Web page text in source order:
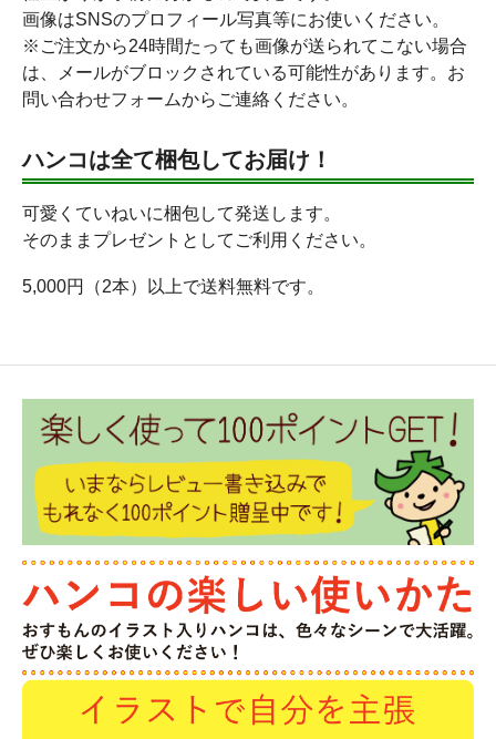
画像はSNSのプロフィール写真等にお使いください。
※ご注文から24時間たっても画像が送られてこない場合
は、メールがブロックされている可能性があります。お
問い合わせフォームからご連絡ください。
ハンコは全て梱包してお届け！
可愛くていねいに梱包して発送します。
そのままプレゼントとしてご利用ください。
5,000円（2本）以上で送料無料です。